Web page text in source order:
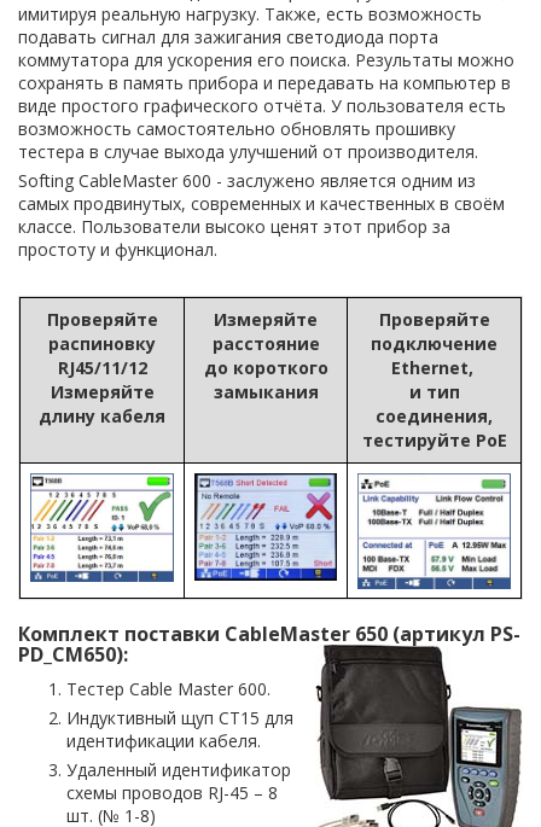
имитируя реальную нагрузку. Также, есть возможность
подавать сигнал для зажигания светодиода порта
коммутатора для ускорения его поиска. Результаты можно
сохранять в память прибора и передавать на компьютер в
виде простого графического отчёта. У пользователя есть
возможность самостоятельно обновлять прошивку
тестера в случае выхода улучшений от производителя.
Softing CableMaster 600 - заслужено является одним из
самых продвинутых, современных и качественных в своём
классе. Пользователи высоко ценят этот прибор за
простоту и функционал.
Проверяйте
распиновку
RJ45/11/12
Измеряйте
длину кабеля
Измеряйте
расстояние
до короткого
замыкания
Проверяйте
подключение
Ethernet,
и тип
соединения,
тестируйте PoE
Комплект поставки CableMaster 650 (артикул PS-
PD_CM650):
Тестер Cable Master 600.
Индуктивный щуп CT15 для
идентификации кабеля.
Удаленный идентификатор
схемы проводов RJ-45 – 8
шт. (№ 1-8)